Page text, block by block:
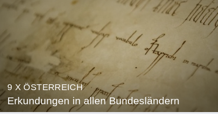
9 X ÖSTERREICH
Erkundungen in allen Bundesländern